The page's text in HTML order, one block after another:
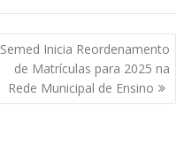
Semed Inicia Reordenamento
de Matrículas para 2025 na
Rede Municipal de Ensino